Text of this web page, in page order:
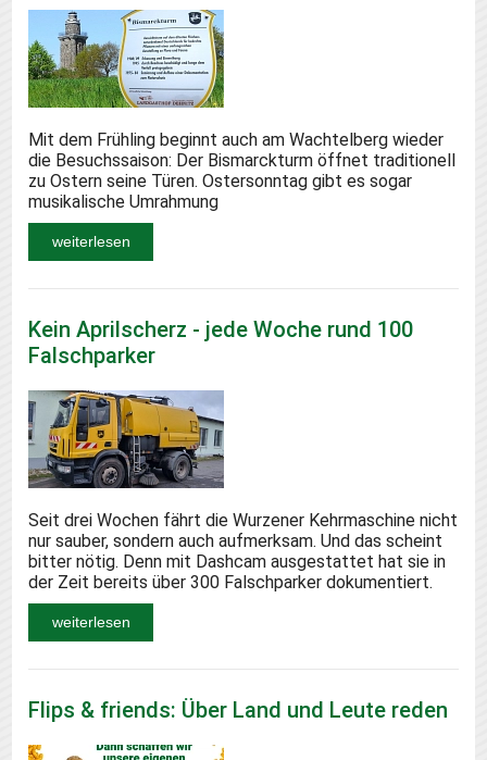
Mit dem Frühling beginnt auch am Wachtelberg wieder
die Besuchssaison: Der Bismarckturm öffnet traditionell
zu Ostern seine Türen. Ostersonntag gibt es sogar
musikalische Umrahmung
weiterlesen
Kein Aprilscherz - jede Woche rund 100
Falschparker
Seit drei Wochen fährt die Wurzener Kehrmaschine nicht
nur sauber, sondern auch aufmerksam. Und das scheint
bitter nötig. Denn mit Dashcam ausgestattet hat sie in
der Zeit bereits über 300 Falschparker dokumentiert.
weiterlesen
Flips & friends: Über Land und Leute reden